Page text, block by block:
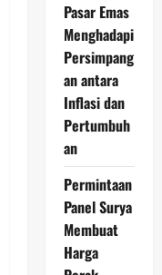
Pasar Emas
Menghadapi
Persimpang
an antara
Inflasi dan
Pertumbuh
an
Permintaan
Panel Surya
Membuat
Harga